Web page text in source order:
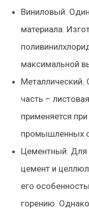
Виниловый.
материала.
максимальной
Металлический.
часть –
применяется
промышленных
Цементный. Для
цемент и
его
горению.